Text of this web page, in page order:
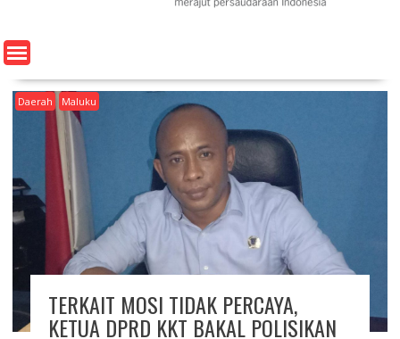
e
n
Daerah Maluku
TERKAIT MOSI TIDAK PERCAYA,
KETUA DPRD KKT BAKAL POLISIKAN